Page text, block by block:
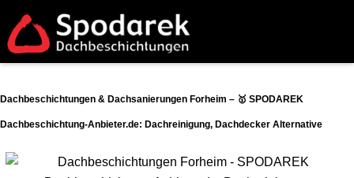
Dachbeschichtungen & Dachsanierungen Forheim – 🥇 SPODAREK
Dachbeschichtung-Anbieter.de: Dachreinigung, Dachdecker Alternative